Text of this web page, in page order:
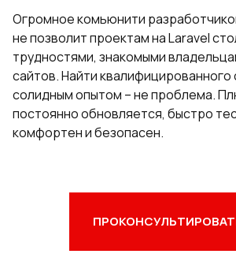
Огромное комьюнити
не позволит проектам на Laravel
трудностями, знакомыми
сайтов. Найти квалифицированного
солидным опытом – не проблема.
постоянно обновляется, быстро
комфортен и безопасен.